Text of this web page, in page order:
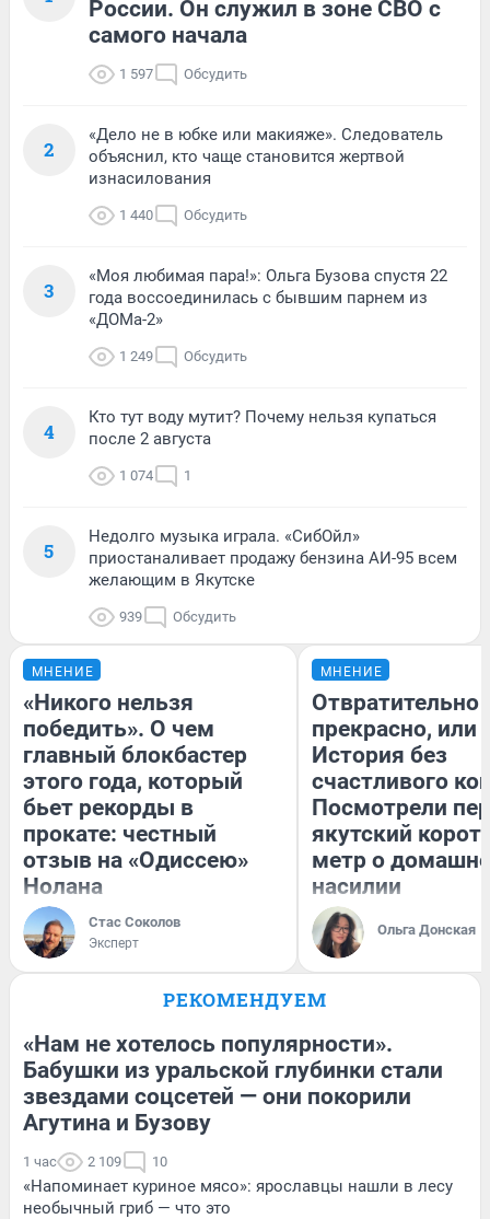
России. Он служил в зоне СВО с
самого начала
1 597 Обсудить
2
«Дело не в юбке или макияже». Следователь
объяснил, кто чаще становится жертвой
изнасилования
1 440 Обсудить
3
«Моя любимая пара!»: Ольга Бузова спустя 22
года воссоединилась с бывшим парнем из
«ДОМа-2»
1 249 Обсудить
4
Кто тут воду мутит? Почему нельзя купаться
после 2 августа
1 074 1
5
Недолго музыка играла. «СибОйл»
приостаналивает продажу бензина АИ-95 всем
желающим в Якутске
939 Обсудить
МНЕНИЕ
«Никого нельзя
победить». О чем
главный блокбастер
этого года, который
бьет рекорды в
прокате: честный
отзыв на «Одиссею»
Нолана
Стас Соколов
Эксперт
МНЕНИЕ
Отвратительно
прекрасно, или
История без
счастливого
Посмотрели
якутский
метр о
насилии
Ольга Донская
РЕКОМЕНДУЕМ
«Нам не хотелось популярности».
Бабушки из уральской глубинки стали
звездами соцсетей — они покорили
Агутина и Бузову
1 час 2 109 10
«Напоминает куриное мясо»: ярославцы нашли в лесу
необычный гриб — что это